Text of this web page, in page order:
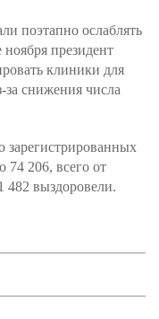
поэтапно ослаблять
президент
клиники для
за снижения числа
зарегистрированных
74 206, всего от
482 выздоровели.